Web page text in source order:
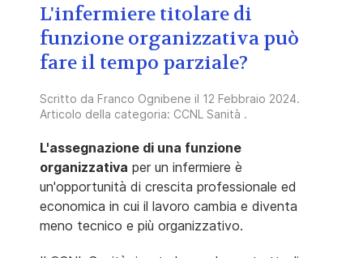
L'infermiere titolare di
funzione organizzativa può
fare il tempo parziale?
Scritto da Franco Ognibene il 12 Febbraio 2024.
Articolo della categoria: CCNL Sanità .
L'assegnazione di una funzione
organizzativa per un infermiere è
un'opportunità di crescita professionale ed
economica in cui il lavoro cambia e diventa
meno tecnico e più organizzativo.